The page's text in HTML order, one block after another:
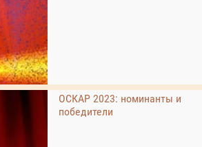
ОСКАР 2023: номинанты и
победители